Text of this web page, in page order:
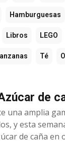
Hamburguesas
Libros LEGO
Té
de
una amplia
y esta
de caña en